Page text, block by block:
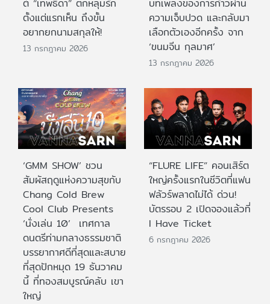
ต์ “เทพธิดา” ตกหลุมรัก
ตั้งแต่แรกเห็น ถึงขั้น
อยากยกนามสกุลให้!
13 กรกฎาคม 2026
บทเพลงของการก้าวผ่าน
ความเจ็บปวด และกลับมา
เลือกตัวเองอีกครั้ง จาก
‘ขนมจีน กุลมาศ’
13 กรกฎาคม 2026
‘GMM SHOW’ ชวน
สัมผัสฤดูแห่งความสุขกับ
Chang Cold Brew
Cool Club Presents
‘นั่งเล่น 10’ เทศกาล
ดนตรีท่ามกลางธรรมชาติ
บรรยากาศดีที่สุดและสบาย
ที่สุดปักหมุด 19 ธันวาคม
นี้ ที่ทองสมบูรณ์คลับ เขา
ใหญ่
“FLURE LIFE” คอนเสิร์ต
ใหญ่ครั้งแรกในชีวิตที่แฟน
ฟลัวร์พลาดไม่ได้ ด่วน!
บัตรรอบ 2 เปิดจองแล้วที่
I Have Ticket
6 กรกฎาคม 2026